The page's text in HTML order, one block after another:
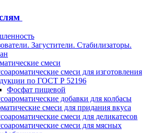
Загустители. Стабилизаторы.
смеси
смеси для изготовления
по ГОСТ Р 52196
Фосфат пищевой
добавки для колбасы
смеси для придания вкуса
смеси для деликатесов
смеси для мясных